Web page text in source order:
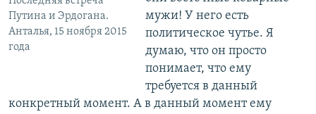
Путина и Эрдогана.
Анталья, 15 ноября 2015
года
мужи! У него есть
политическое чутье. Я
думаю, что он просто
понимает, что ему
требуется в данный
конкретный момент. А в данный момент ему